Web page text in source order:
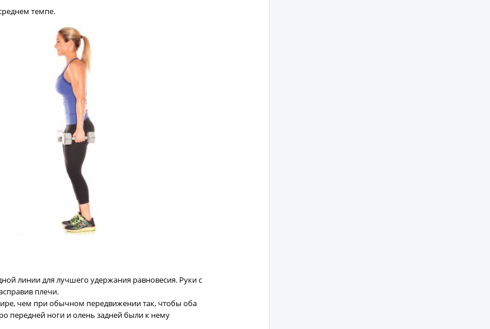
темпе.
линии для лучшего удержания равновесия. Руки с
плечи.
чем при обычном передвижении так, чтобы оба
передней ноги и олень задней были к нему